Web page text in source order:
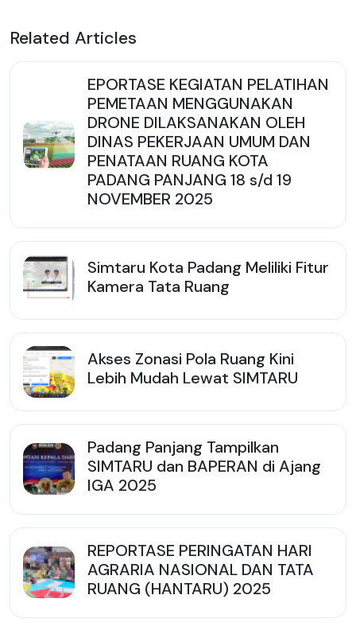
Related Articles
EPORTASE KEGIATAN PELATIHAN
PEMETAAN MENGGUNAKAN
DRONE DILAKSANAKAN OLEH
DINAS PEKERJAAN UMUM DAN
PENATAAN RUANG KOTA
PADANG PANJANG 18 s/d 19
NOVEMBER 2025
Simtaru Kota Padang Meliliki Fitur
Kamera Tata Ruang
Akses Zonasi Pola Ruang Kini
Lebih Mudah Lewat SIMTARU
Padang Panjang Tampilkan
SIMTARU dan BAPERAN di Ajang
IGA 2025
REPORTASE PERINGATAN HARI
AGRARIA NASIONAL DAN TATA
RUANG (HANTARU) 2025